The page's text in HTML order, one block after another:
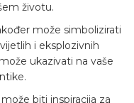
životu.
može simbolizirati
i eksplozivnih
može ukazivati ​​na vaše
može biti inspiracija za